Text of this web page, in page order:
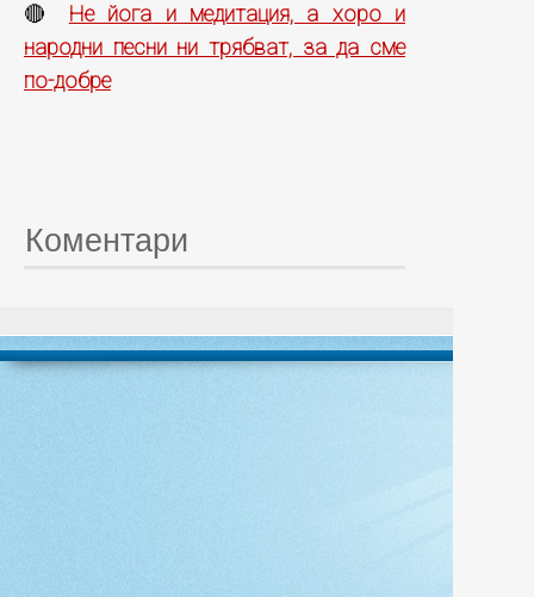
🔴 Не йога и медитация, а хоро и
народни песни ни трябват, за да сме
по-добре
Коментари